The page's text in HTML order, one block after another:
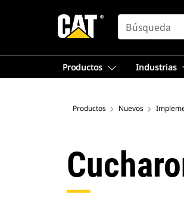
SEARCH
Productos Industrias
Productos Nuevos